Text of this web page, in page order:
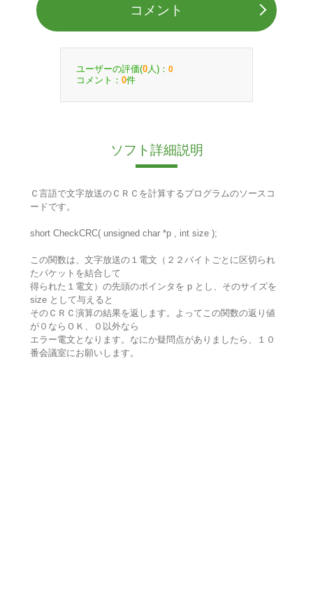
コメント
ユーザーの評価(0 人)： 0
コメント： 0件
ソフト詳細説明
Ｃ言語で文字放送のＣＲＣを計算するプログラムのソースコ
ードです。
short CheckCRC( unsigned char *p , int size );
この関数は、文字放送の１電文（２２バイトごとに区切られ
たパケットを結合して
得られた１電文）の先頭のポインタを p とし、そのサイズを
size として与えると
そのＣＲＣ演算の結果を返します。よってこの関数の返り値
が０ならＯＫ、０以外なら
エラー電文となります。なにか疑問点がありましたら、１０
番会議室にお願いします。